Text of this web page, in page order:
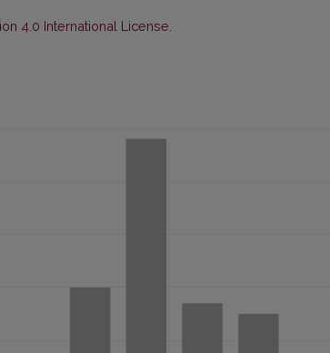
4.0 International License